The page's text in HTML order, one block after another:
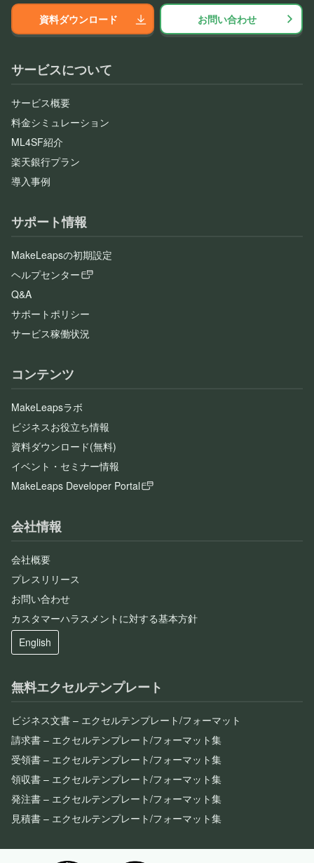
資料ダウンロード お問い合わせ
サービスについて
サービス概要
料金シミュレーション
ML4SF紹介
楽天銀行プラン
導入事例
サポート情報
MakeLeapsの初期設定
ヘルプセンター
Q&A
サポートポリシー
サービス稼働状況
コンテンツ
MakeLeapsラボ
ビジネスお役立ち情報
資料ダウンロード(無料)
イベント・セミナー情報
MakeLeaps Developer Portal
会社情報
会社概要
プレスリリース
お問い合わせ
カスタマーハラスメントに対する基本方針
English
無料エクセルテンプレート
ビジネス文書 – エクセルテンプレート/フォーマット
請求書 – エクセルテンプレート/フォーマット集
受領書 – エクセルテンプレート/フォーマット集
領収書 – エクセルテンプレート/フォーマット集
発注書 – エクセルテンプレート/フォーマット集
見積書 – エクセルテンプレート/フォーマット集